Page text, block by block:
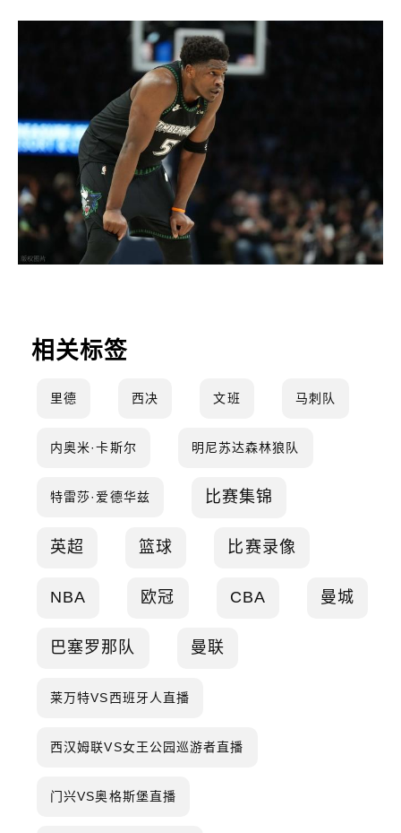
相关标签
里德 西决 文班 马刺队
内奥米·卡斯尔 明尼苏达森林狼队
特雷莎·爱德华兹 比赛集锦
英超 篮球 比赛录像
NBA 欧冠 CBA 曼城
巴塞罗那队 曼联
莱万特VS西班牙人直播
西汉姆联VS女王公园巡游者直播
门兴VS奥格斯堡直播